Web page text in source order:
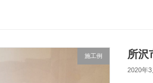
施工例 所沢
2020年